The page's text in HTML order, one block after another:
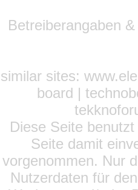
Betreiberangaben
similar sites:
board |
Diese Seite
Seite damit
vorgenommen. Nur
Nutzerdaten für